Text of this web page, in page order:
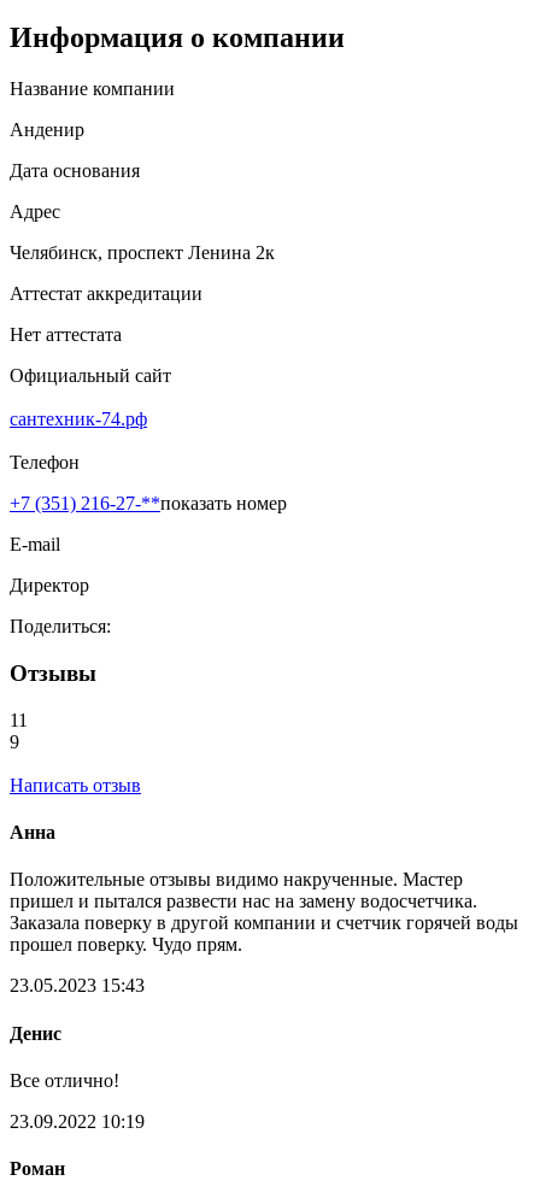
Информация о компании
Название компании
Анденир
Дата основания
Адрес
Челябинск, проспект Ленина 2к
Аттестат аккредитации
Нет аттестата
Официальный сайт
сантехник-74.рф
Телефон
+7 (351) 216-27-**показать номер
E-mail
Директор
Поделиться:
Отзывы
11
9
Написать отзыв
Анна
Положительные отзывы видимо накрученные. Мастер
пришел и пытался развести нас на замену водосчетчика.
Заказала поверку в другой компании и счетчик горячей воды
прошел поверку. Чудо прям.
23.05.2023 15:43
Денис
Все отлично!
23.09.2022 10:19
Роман